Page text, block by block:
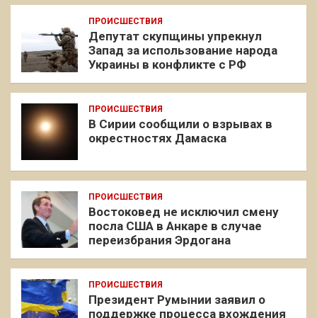
ПРОИСШЕСТВИЯ
Депутат скупщины упрекнул
Запад за использование народа
Украины в конфликте с РФ
ПРОИСШЕСТВИЯ
В Сирии сообщили о взрывах в
окрестностях Дамаска
ПРОИСШЕСТВИЯ
Востоковед не исключил смену
посла США в Анкаре в случае
переизбрания Эрдогана
ПРОИСШЕСТВИЯ
Президент Румынии заявил о
поддержке процесса вхождения